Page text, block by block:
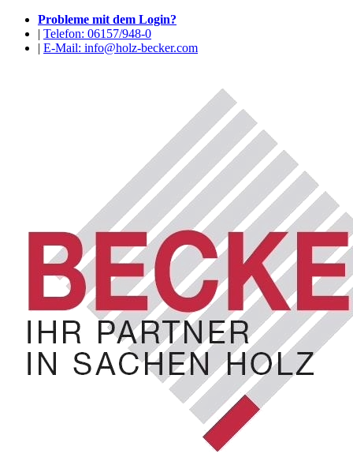
Probleme mit dem Login?
| Telefon: 06157/948-0
| E-Mail: info@holz-becker.com